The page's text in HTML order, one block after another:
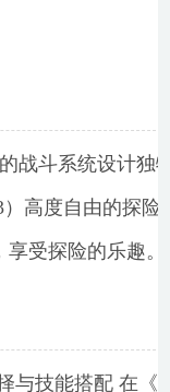
战斗系统设计
高度自由的探
受探险的乐趣。
与技能搭配 在